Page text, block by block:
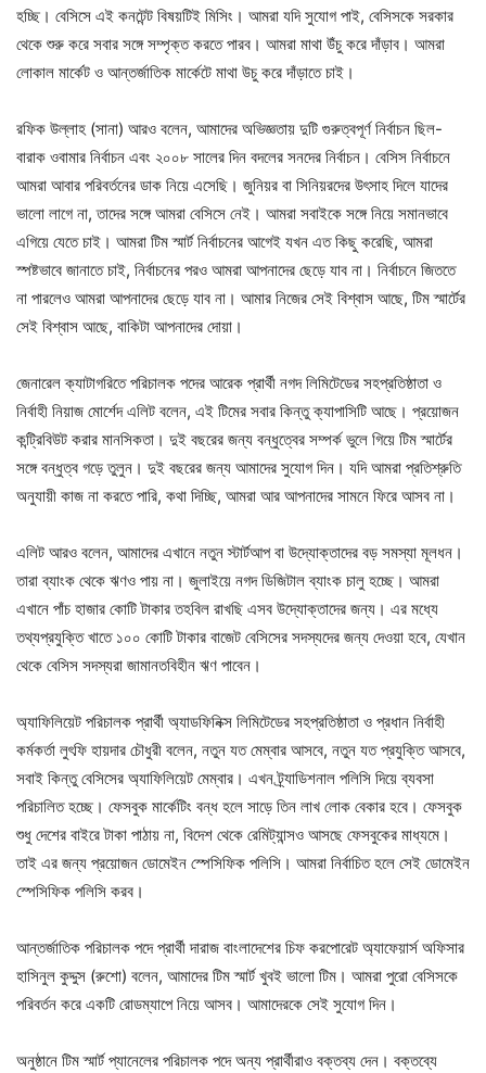
হচ্ছি। বেসিসে এই কনটেন্ট বিষয়টিই মিসিং। আমরা যদি সুযোগ পাই, বেসিসকে সরকার
থেকে শুরু করে সবার সঙ্গে সম্পৃক্ত করতে পারব। আমরা মাথা উঁচু করে দাঁড়াব। আমরা
লোকাল মার্কেট ও আন্তর্জাতিক মার্কেটে মাথা উচু করে দাঁড়াতে চাই।
রফিক উল্লাহ (সানা) আরও বলেন, আমাদের অভিজ্ঞতায় দুটি গুরুত্বপূর্ণ নির্বাচন ছিল-
বারাক ওবামার নির্বাচন এবং ২০০৮ সালের দিন বদলের সনদের নির্বাচন। বেসিস নির্বাচনে
আমরা আবার পরিবর্তনের ডাক নিয়ে এসেছি। জুনিয়র বা সিনিয়রদের উৎসাহ দিলে যাদের
ভালো লাগে না, তাদের সঙ্গে আমরা বেসিসে নেই। আমরা সবাইকে সঙ্গে নিয়ে সমানভাবে
এগিয়ে যেতে চাই। আমরা টিম স্মার্ট নির্বাচনের আগেই যখন এত কিছু করেছি, আমরা
স্পষ্টভাবে জানাতে চাই, নির্বাচনের পরও আমরা আপনাদের ছেড়ে যাব না। নির্বাচনে জিততে
না পারলেও আমরা আপনাদের ছেড়ে যাব না। আমার নিজের সেই বিশ্বাস আছে, টিম স্মার্টের
সেই বিশ্বাস আছে, বাকিটা আপনাদের দোয়া।
জেনারেল ক্যাটাগরিতে পরিচালক পদের আরেক প্রার্থী নগদ লিমিটেডের সহপ্রতিষ্ঠাতা ও
নির্বাহী নিয়াজ মোর্শেদ এলিট বলেন, এই টিমের সবার কিন্তু ক্যাপাসিটি আছে। প্রয়োজন
কন্ট্রিবিউট করার মানসিকতা। দুই বছরের জন্য বন্ধুত্বের সম্পর্ক ভুলে গিয়ে টিম স্মার্টের
সঙ্গে বন্ধুত্ব গড়ে তুলুন। দুই বছরের জন্য আমাদের সুযোগ দিন। যদি আমরা প্রতিশ্রুতি
অনুযায়ী কাজ না করতে পারি, কথা দিচ্ছি, আমরা আর আপনাদের সামনে ফিরে আসব না।
এলিট আরও বলেন, আমাদের এখানে নতুন স্টার্টআপ বা উদ্যোক্তাদের বড় সমস্যা মূলধন।
তারা ব্যাংক থেকে ঋণও পায় না। জুলাইয়ে নগদ ডিজিটাল ব্যাংক চালু হচ্ছে। আমরা
এখানে পাঁচ হাজার কোটি টাকার তহবিল রাখছি এসব উদ্যোক্তাদের জন্য। এর মধ্যে
তথ্যপ্রযুক্তি খাতে ১০০ কোটি টাকার বাজেট বেসিসের সদস্যদের জন্য দেওয়া হবে, যেখান
থেকে বেসিস সদস্যরা জামানতবিহীন ঋণ পাবেন।
অ্যাফিলিয়েট পরিচালক প্রার্থী অ্যাডফিনিক্স লিমিটেডের সহপ্রতিষ্ঠাতা ও প্রধান নির্বাহী
কর্মকর্তা লুৎফি হায়দার চৌধুরী বলেন, নতুন যত মেম্বার আসবে, নতুন যত প্রযুক্তি আসবে,
সবাই কিন্তু বেসিসের অ্যাফিলিয়েট মেম্বার। এখন ট্র্যাডিশনাল পলিসি দিয়ে ব্যবসা
পরিচালিত হচ্ছে। ফেসবুক মার্কেটিং বন্ধ হলে সাড়ে তিন লাখ লোক বেকার হবে। ফেসবুক
শুধু দেশের বাইরে টাকা পাঠায় না, বিদেশ থেকে রেমিট্যান্সও আসছে ফেসবুকের মাধ্যমে।
তাই এর জন্য প্রয়োজন ডোমেইন স্পেসিফিক পলিসি। আমরা নির্বাচিত হলে সেই ডোমেইন
স্পেসিফিক পলিসি করব।
আন্তর্জাতিক পরিচালক পদে প্রার্থী দারাজ বাংলাদেশের চিফ করপোরেট অ্যাফেয়ার্স অফিসার
হাসিনুল কুদ্দুস (রুশো) বলেন, আমাদের টিম স্মার্ট খুবই ভালো টিম। আমরা পুরো বেসিসকে
পরিবর্তন করে একটি রোডম্যাপে নিয়ে আসব। আমাদেরকে সেই সুযোগ দিন।
অনুষ্ঠানে টিম স্মার্ট প্যানেলের পরিচালক পদে অন্য প্রার্থীরাও বক্তব্য দেন। বক্তব্যে